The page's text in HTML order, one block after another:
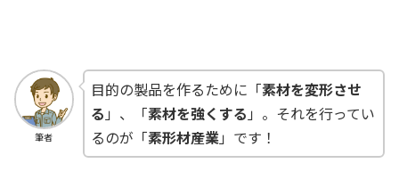
筆者
目的の製品を作るために「素材を変形させ
る 」、「素材を強くする 」。それを行ってい
るのが「素形材産業」です！